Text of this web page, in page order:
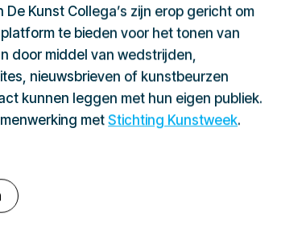
De Kunst Collega’s zijn erop gericht om
te bieden voor het tonen van
door middel van wedstrijden,
nieuwsbrieven of kunstbeurzen
kunnen leggen met hun eigen publiek.
metStichting Kunstweek.